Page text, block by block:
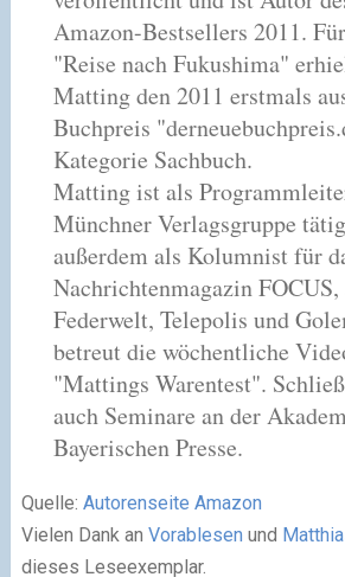
Amazon-Bestsellers 2011.
"Reise nach Fukushima"
Matting den 2011 erstmals
Buchpreis
Kategorie Sachbuch.
Matting ist als
Münchner Verlagsgruppe
außerdem als Kolumnist für
Nachrichtenmagazin
Federwelt, Telepolis und
betreut die wöchentliche
"Mattings Warentest".
auch Seminare an der
Bayerischen Presse.
Quelle: Autorenseite Amazon
Vielen Dank an Vorablesen und
dieses Leseexemplar.